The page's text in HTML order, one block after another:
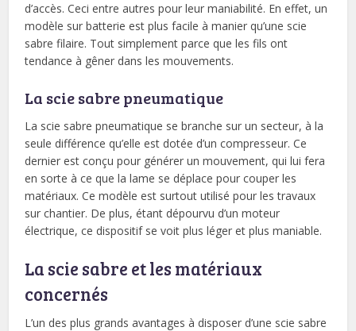
d’accès. Ceci entre autres pour leur maniabilité. En effet, un
modèle sur batterie est plus facile à manier qu’une scie
sabre filaire. Tout simplement parce que les fils ont
tendance à gêner dans les mouvements.
La scie sabre pneumatique
La scie sabre pneumatique se branche sur un secteur, à la
seule différence qu’elle est dotée d’un compresseur. Ce
dernier est conçu pour générer un mouvement, qui lui fera
en sorte à ce que la lame se déplace pour couper les
matériaux. Ce modèle est surtout utilisé pour les travaux
sur chantier. De plus, étant dépourvu d’un moteur
électrique, ce dispositif se voit plus léger et plus maniable.
La scie sabre et les matériaux
concernés
L’un des plus grands avantages à disposer d’une scie sabre